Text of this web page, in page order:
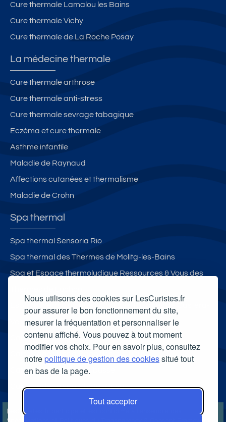
Nous utilisons des cookies sur LesCuristes.fr
pour assurer le bon fonctionnement du site,
mesurer la fréquentation et personnaliser le
contenu affiché. Vous pouvez à tout moment
modifier vos choix. Pour en savoir plus, consultez
notrepolitique de gestion des cookiessitué tout
en bas de la page.
Tout accepter
Cure thermale Lamalou les Bains
Cure thermale Vichy
Cure thermale de La Roche Posay
La médecine thermale
Cure thermale arthrose
Cure thermale anti-stress
Cure thermale sevrage tabagique
Eczéma et cure thermale
Asthme infantile
Maladie de Raynaud
Affections cutanées et thermalisme
Maladie de Crohn
Spa thermal
Spa thermal Sensoria Rio
Spa thermal des Thermes de Molitg-les-Bains
Spa et Espace thermoludique Ressources & Vous des
Verduzan
Carte cadeau spa Vichy
Carte cadeau spa Bagnoles-de-l'Orne
Carte cadeau spa Saubusse
Carte cadeau spa Châtel-Guyon
LesCuristes.fr participe et est conforme à l'ensemble des